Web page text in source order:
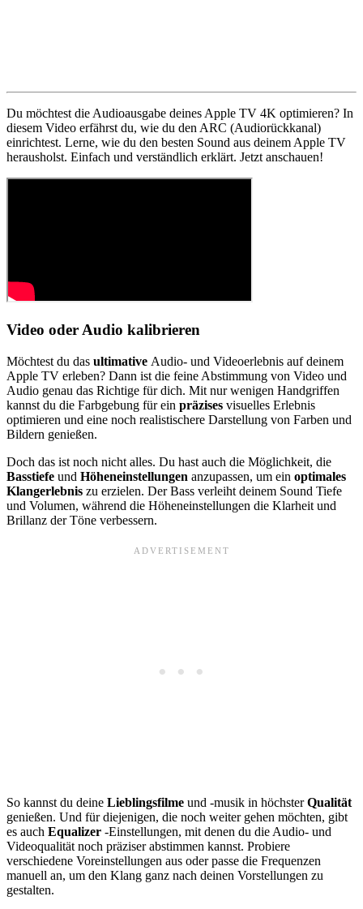
Du möchtest die Audioausgabe deines Apple TV 4K optimieren? In
diesem Video erfährst du, wie du den ARC (Audiorückkanal)
einrichtest. Lerne, wie du den besten Sound aus deinem Apple TV
herausholst. Einfach und verständlich erklärt. Jetzt anschauen!
Video oder Audio kalibrieren
Möchtest du das ultimative Audio- und Videoerlebnis auf deinem
Apple TV erleben? Dann ist die feine Abstimmung von Video und
Audio genau das Richtige für dich. Mit nur wenigen Handgriffen
kannst du die Farbgebung für ein präzises visuelles Erlebnis
optimieren und eine noch realistischere Darstellung von Farben und
Bildern genießen.
Doch das ist noch nicht alles. Du hast auch die Möglichkeit, die
Basstiefe und Höheneinstellungen anzupassen, um ein optimales
Klangerlebnis zu erzielen. Der Bass verleiht deinem Sound Tiefe
und Volumen, während die Höheneinstellungen die Klarheit und
Brillanz der Töne verbessern.
So kannst du deine Lieblingsfilme und -musik in höchsterQualität
genießen. Und für diejenigen, die noch weiter gehen möchten, gibt
es auch Equalizer -Einstellungen, mit denen du die Audio- und
Videoqualität noch präziser abstimmen kannst. Probiere
verschiedene Voreinstellungen aus oder passe die Frequenzen
manuell an, um den Klang ganz nach deinen Vorstellungen zu
gestalten.